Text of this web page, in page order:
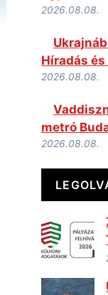
2026.08.08.
Híradás
2026.08.08.
metró
2026.08.08.